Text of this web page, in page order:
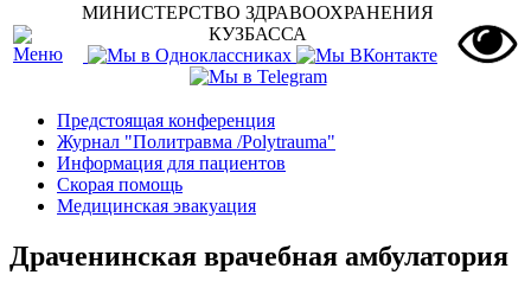
МИНИСТЕРСТВО ЗДРАВООХРАНЕНИЯ
КУЗБАССА
Предстоящая конференция
Журнал "Политравма /Polytrauma"
Информация для пациентов
Скорая помощь
Медицинская эвакуация
Драченинская врачебная амбулатория